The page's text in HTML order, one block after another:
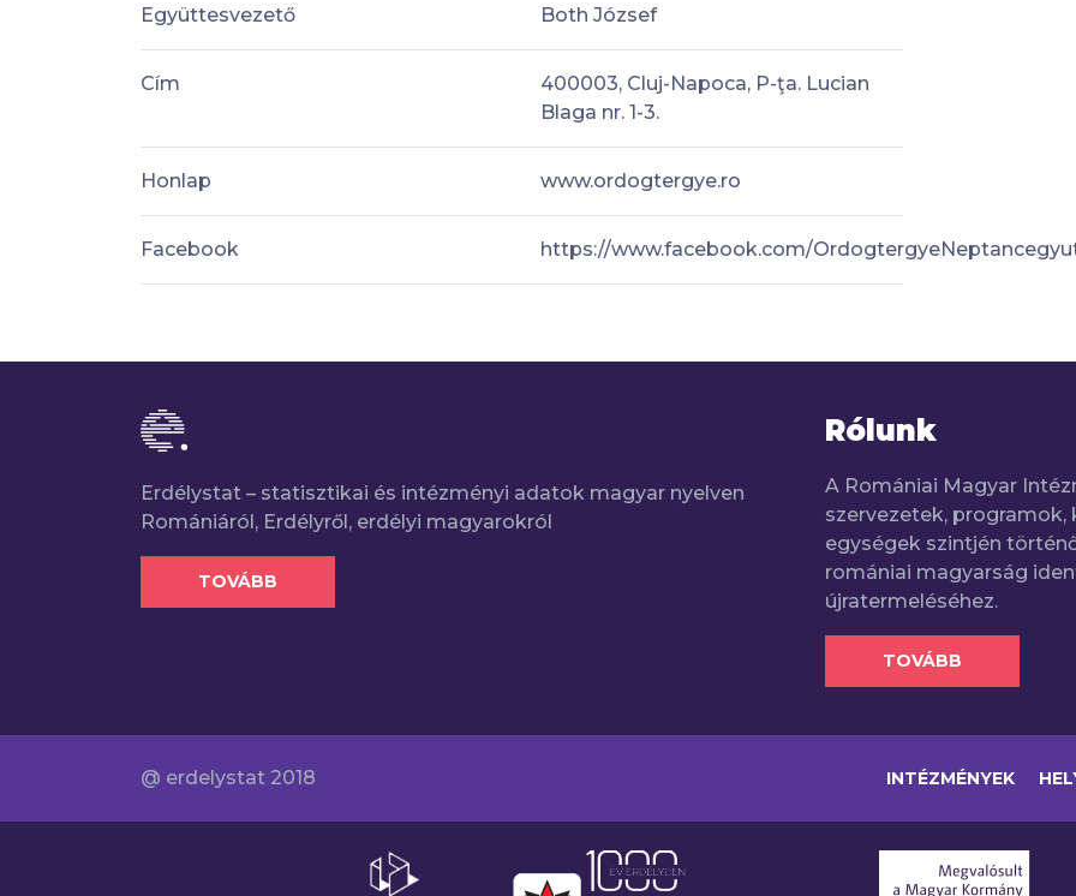
Együttesvezető Both József
Cím
400003, Cluj-Napoca, P-ţa. Lucian
Blaga nr. 1-3.
Honlap www.ordogtergye.ro
Facebook https://www.facebook.com/
Erdélystat – statisztikai és intézményi adatok magyar nyelven
Romániáról, Erdélyről, erdélyi magyarokról
TOVÁBB
Rólunk
A Romániai Magyar
szervezetek,
egységek szintjén
romániai magyarság
újratermeléséhez.
TOVÁBB
@ erdelystat 2018 INTÉZMÉNYEK